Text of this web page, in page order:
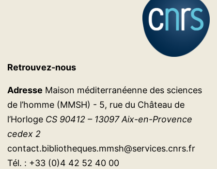
Retrouvez-nous
Adresse Maison méditerranéenne des sciences
de l’homme (MMSH) - 5, rue du Château de
l’Horloge CS 90412 – 13097 Aix-en-Provence
cedex 2
contact.bibliotheques.mmsh@services.cnrs.fr
Tél. : +33 (0)4 42 52 40 00